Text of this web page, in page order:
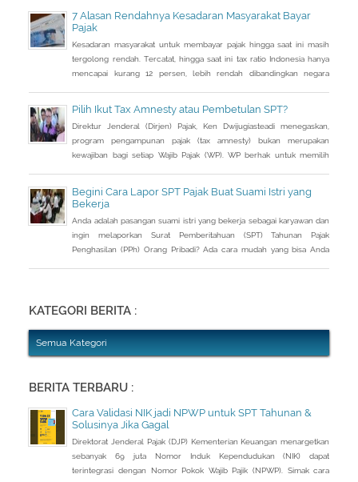
7 Alasan Rendahnya Kesadaran Masyarakat Bayar
Pajak
Kesadaran masyarakat untuk membayar pajak hingga saat ini masih
tergolong rendah. Tercatat, hingga saat ini tax ratio Indonesia hanya
mencapai kurang 12 persen, lebih rendah dibandingkan negara
Pilih Ikut Tax Amnesty atau Pembetulan SPT?
Direktur Jenderal (Dirjen) Pajak, Ken Dwijugiasteadi menegaskan,
program pengampunan pajak (tax amnesty) bukan merupakan
kewajiban bagi setiap Wajib Pajak (WP). WP berhak untuk memilih
pengusutan nilai wajar harta.
Begini Cara Lapor SPT Pajak Buat Suami Istri yang
Bekerja
Anda adalah pasangan suami istri yang bekerja sebagai karyawan dan
ingin melaporkan Surat Pemberitahuan (SPT) Tahunan Pajak
Penghasilan (PPh) Orang Pribadi? Ada cara mudah yang bisa Anda
suami atau istri
KATEGORI BERITA :
Semua Kategori
BERITA TERBARU :
Cara Validasi NIK jadi NPWP untuk SPT Tahunan &
Solusinya Jika Gagal
Direktorat Jenderal Pajak (DJP) Kementerian Keuangan menargetkan
sebanyak 69 juta Nomor Induk Kependudukan (NIK) dapat
terintegrasi dengan Nomor Pokok Wajib Pajik (NPWP). Simak cara